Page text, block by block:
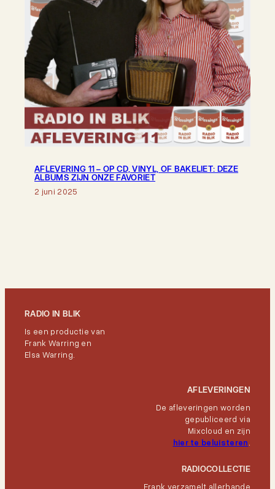
AFLEVERING 11 – OP CD, VINYL, OF BAKELIET: DEZE
ALBUMS ZIJN ONZE FAVORIET
2 juni 2025
RADIO IN BLIK
Is een productie van
Frank Warring en
Elsa Warring.
AFLEVERINGEN
De afleveringen worden
gepubliceerd via
Mixcloud en zijn
hier te beluisteren.
RADIOCOLLECTIE
Frank verzamelt allerhande